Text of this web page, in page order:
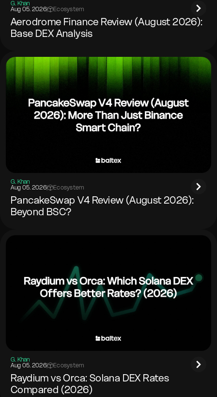
G. Khan
Aug 05. 2026| Ecosystem
Aerodrome Finance Review (August 2026):
Base DEX Analysis
G. Khan
Aug 05. 2026| Ecosystem
PancakeSwap V4 Review (August 2026):
Beyond BSC?
G. Khan
Aug 05. 2026| Ecosystem
Raydium vs Orca: Solana DEX Rates
Compared (2026)